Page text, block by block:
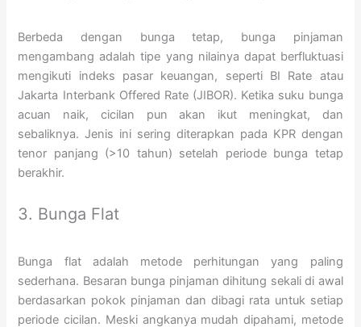
Berbeda dengan bunga tetap, bunga pinjaman
mengambang adalah tipe yang nilainya dapat berfluktuasi
mengikuti indeks pasar keuangan, seperti BI Rate atau
Jakarta Interbank Offered Rate (JIBOR). Ketika suku bunga
acuan naik, cicilan pun akan ikut meningkat, dan
sebaliknya. Jenis ini sering diterapkan pada KPR dengan
tenor panjang (>10 tahun) setelah periode bunga tetap
berakhir.
3. Bunga Flat
Bunga flat adalah metode perhitungan yang paling
sederhana. Besaran bunga pinjaman dihitung sekali di awal
berdasarkan pokok pinjaman dan dibagi rata untuk setiap
periode cicilan. Meski angkanya mudah dipahami, metode